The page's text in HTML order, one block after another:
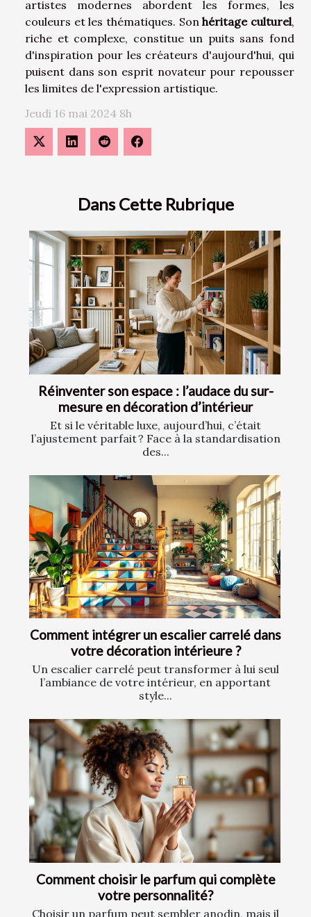
Dans Cette Rubrique
Réinventer son espace : l’audace du sur-
mesure en décoration d’intérieur
Et si le véritable luxe, aujourd’hui, c’était
l’ajustement parfait ? Face à la standardisation
des...
Comment intégrer un escalier carrelé dans
votre décoration intérieure ?
Un escalier carrelé peut transformer à lui seul
l’ambiance de votre intérieur, en apportant
style...
Comment choisir le parfum qui complète
votre personnalité?
Choisir un parfum peut sembler anodin, mais il
artistes modernes abordent les formes, les
couleurs et les thématiques. Sonhéritage culturel,
riche et complexe, constitue un puits sans fond
d'inspiration pour les créateurs d'aujourd'hui, qui
puisent dans son esprit novateur pour repousser
les limites de l'expression artistique.
Jeudi 16 mai 2024 8h